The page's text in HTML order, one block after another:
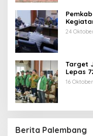
Tahun
24
Target
Lepas
16
Berita Palembang